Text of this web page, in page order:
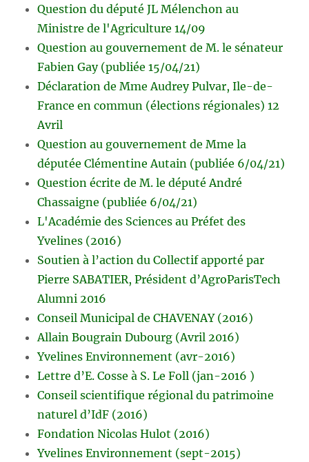
Question du député JL Mélenchon au
Ministre de l'Agriculture 14/09
Question au gouvernement de M. le sénateur
Fabien Gay (publiée 15/04/21)
Déclaration de Mme Audrey Pulvar, Ile-de-
France en commun (élections régionales) 12
Avril
Question au gouvernement de Mme la
députée Clémentine Autain (publiée 6/04/21)
Question écrite de M. le député André
Chassaigne (publiée 6/04/21)
L'Académie des Sciences au Préfet des
Yvelines (2016)
Soutien à l’action du Collectif apporté par
Pierre SABATIER, Président d’AgroParisTech
Alumni 2016
Conseil Municipal de CHAVENAY (2016)
Allain Bougrain Dubourg (Avril 2016)
Yvelines Environnement (avr-2016)
Lettre d’E. Cosse à S. Le Foll (jan-2016 )
Conseil scientifique régional du patrimoine
naturel d’IdF (2016)
Fondation Nicolas Hulot (2016)
Yvelines Environnement (sept-2015)